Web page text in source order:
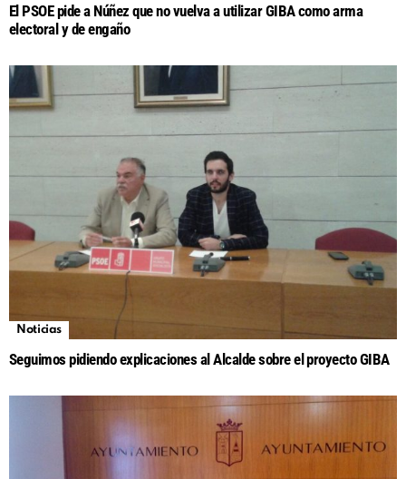
El PSOE pide a Núñez que no vuelva a utilizar GIBA como arma
electoral y de engaño
Noticias
Seguimos pidiendo explicaciones al Alcalde sobre el proyecto GIBA